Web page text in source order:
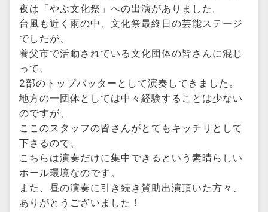
夜は「やぶ文化祭」への出演がありました。
台風も近く雨の中、文化祭最終日の芸能ステージ
でしたが、
養父市で活動されている文化団体の皆さんに混じ
って、
2部のトップバッターとして演奏してきました。
地方の一団体としては中々経験することは少ない
のですが、
ここのスタッフの皆さんがとてもキッチリとして
下さるので、
こちらは演奏だけに集中できるという素晴らしい
ホール環境なのです。
また、昼の演奏に引き続き賛助出演頂いた方々、
ありがとうございました！